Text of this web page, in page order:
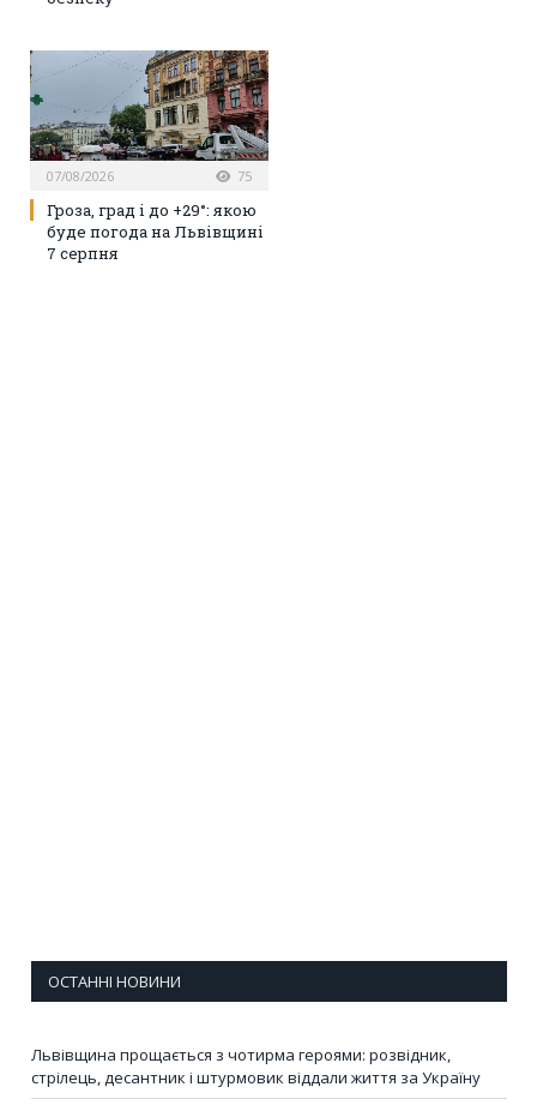
07/08/2026 75
Гроза, град і до +29°: якою
буде погода на Львівщині
7 серпня
ОСТАННІ НОВИНИ
Львівщина прощається з чотирма героями: розвідник,
стрілець, десантник і штурмовик віддали життя за Україну